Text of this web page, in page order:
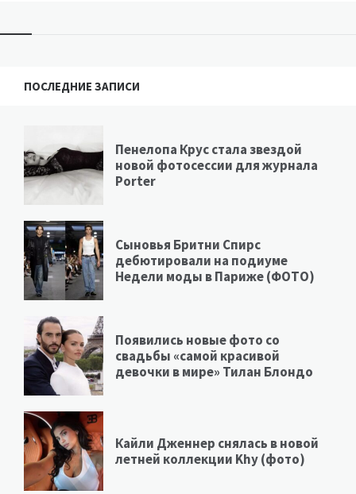
ПОСЛЕДНИЕ ЗАПИСИ
Пенелопа Крус стала звездой
новой фотосессии для журнала
Porter
Сыновья Бритни Спирс
дебютировали на подиуме
Недели моды в Париже (ФОТО)
Появились новые фото со
свадьбы «самой красивой
девочки в мире» Тилан Блондо
Кайли Дженнер снялась в новой
летней коллекции Khy (фото)